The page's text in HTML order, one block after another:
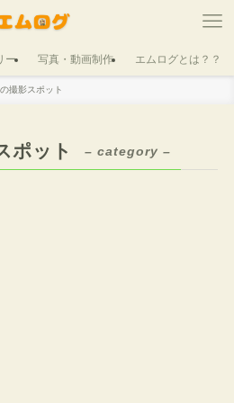
ー 写真・動画制作 エムログとは？？
撮影スポット
ポット – category –